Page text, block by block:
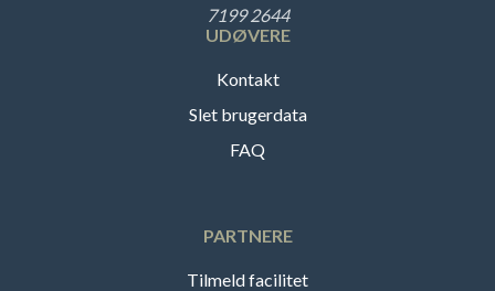
7199 2644
UDØVERE
Kontakt
Slet brugerdata
FAQ
PARTNERE
Tilmeld facilitet